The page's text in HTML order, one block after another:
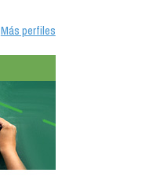
Más perfiles